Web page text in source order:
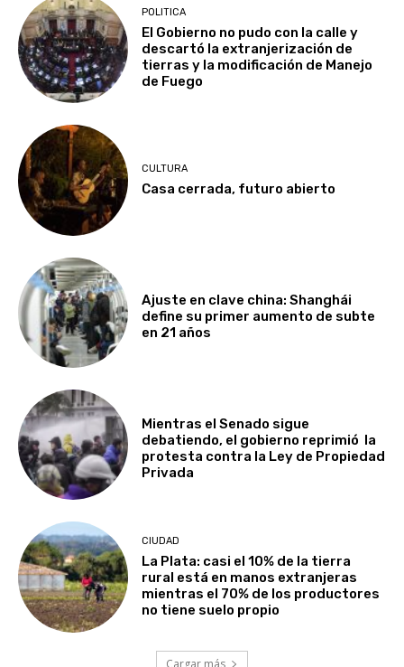
POLITICA
El Gobierno no pudo con la calle y
descartó la extranjerización de
tierras y la modificación de Manejo
de Fuego
CULTURA
Casa cerrada, futuro abierto
Ajuste en clave china: Shanghái
define su primer aumento de subte
en 21 años
Mientras el Senado sigue
debatiendo, el gobierno reprimió la
protesta contra la Ley de Propiedad
Privada
CIUDAD
La Plata: casi el 10% de la tierra
rural está en manos extranjeras
mientras el 70% de los productores
no tiene suelo propio
Cargar más